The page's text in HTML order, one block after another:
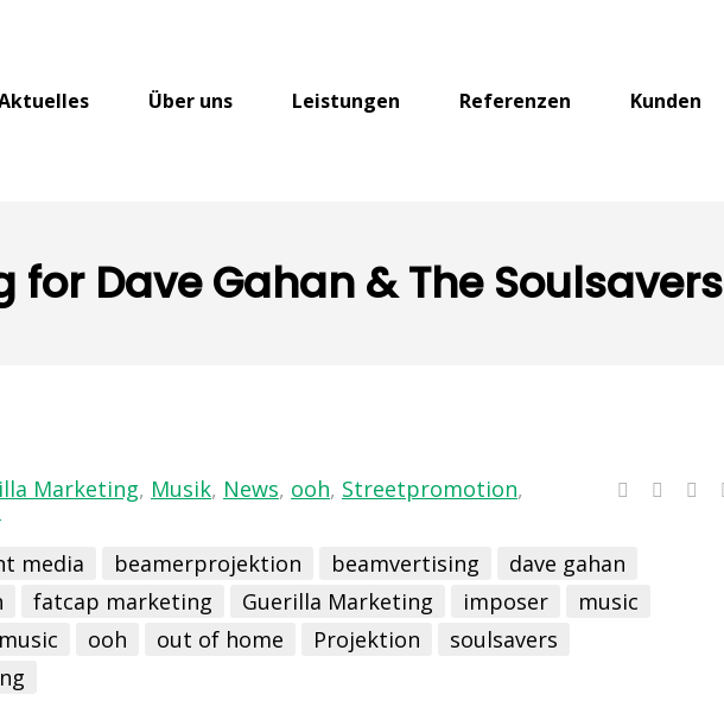
Über uns Leistungen Referenzen Kunden
for Dave Gahan & The Soulsavers
Marketing, Musik, News, ooh, Streetpromotion,
media beamerprojektion beamvertising
dave gahan
fatcap marketing Guerilla Marketing imposer
music
ooh out of home Projektion
soulsavers